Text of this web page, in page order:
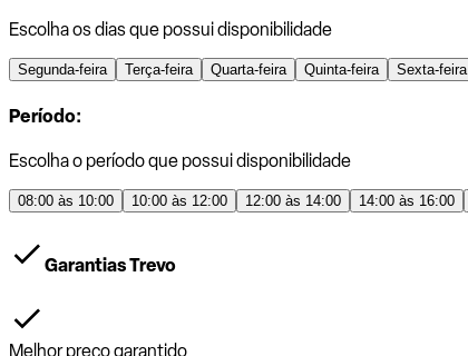
Escolha os dias que possui disponibilidade
Segunda-feira Terça-feira Quarta-feira Quinta-feira Sexta-feira
Período:
Escolha o período que possui disponibilidade
08:00 às 10:00 10:00 às 12:00 12:00 às 14:00 14:00 às 16:00
Garantias Trevo
Melhor preço garantido